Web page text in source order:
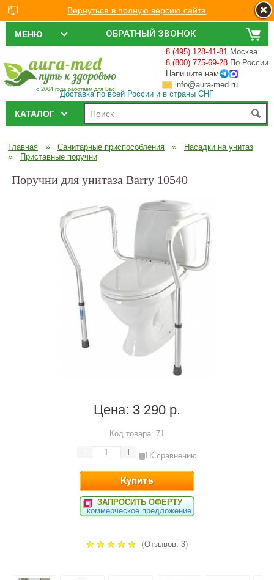
ОБРАТНЫЙ ЗВОНОК
МЕНЮ
с 2004 года работаем для Вас!
8 (495) 128-41-81 Москва
8 (800) 775-69-28 По России
Напишите нам
info@aura-med.ru
Доставка по всей России и в страны СНГ
КАТАЛОГ
Главная » Санитарные приспособления » Насадки на унитаз
» Приставные поручни
Поручни для унитаза Barry 10540
Цена: 3 290 р.
Код товара: 71
К сравнению
ЗАПРОСИТЬ ОФЕРТУ
коммерческое предложение
(Отзывов: 3)
Вернуться в полную версию сайта